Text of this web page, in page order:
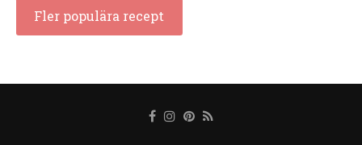
Fler populära recept